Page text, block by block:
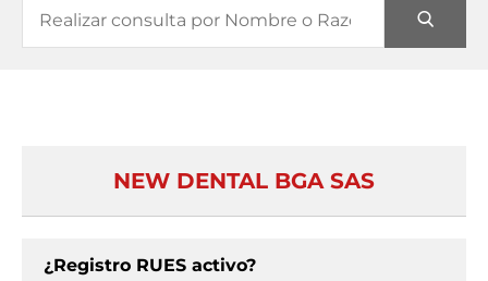
NEW DENTAL BGA SAS
¿Registro RUES activo?